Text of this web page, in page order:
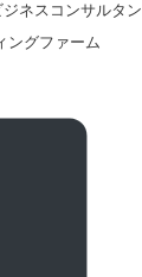
ネスコンサルタン
ングファーム